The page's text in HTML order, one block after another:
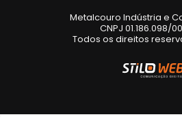
Metalcouro Indústria e
CNPJ 01.186.098/
Todos os direitos